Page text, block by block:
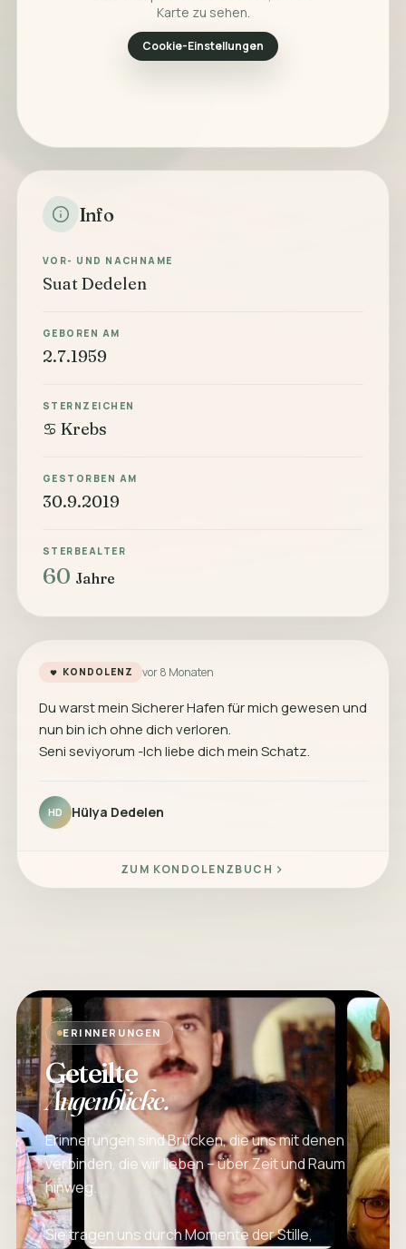
Karte zu sehen.
Cookie-Einstellungen
Info
VOR- UND NACHNAME
Suat Dedelen
GEBOREN AM
2.7.1959
STERNZEICHEN
♋ Krebs
GESTORBEN AM
30.9.2019
STERBEALTER
60 Jahre
KONDOLENZ vor 8 Monaten
Du warst mein Sicherer Hafen für mich gewesen und
nun bin ich ohne dich verloren.
Seni seviyorum -Ich liebe dich mein Schatz.
HD Hülya Dedelen
ZUM KONDOLENZBUCH
ERINNERUNGEN
Geteilte
Augenblicke.
Erinnerungen sind Brücken, die uns mit denen
verbinden, die wir lieben – über Zeit und Raum
hinweg.
Sie tragen uns durch Momente der Stille,